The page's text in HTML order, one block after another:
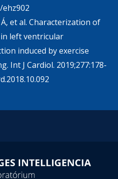
et al. Characterization of
left ventricular
induced by exercise
Int J Cardiol. 2019;277:178-